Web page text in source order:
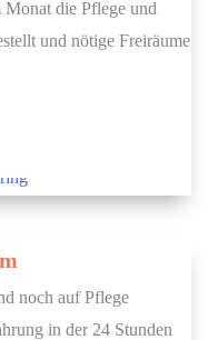
die Pflege und
und nötige Freiräume
noch auf Pflege
in der 24 Stunden